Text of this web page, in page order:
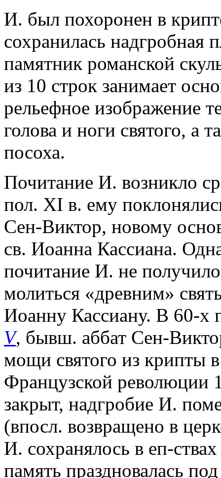
И. был похоронен в
сохранилась надгробная
памятник романской
из 10 строк занимает
рельефное изображение
голова и ноги святого, а
посоха.
Почитание И. возникло
пол. XI в. ему
Сен-Виктор, новому
св. Иоанна Кассиана.
почитание И. не
молиться «древним»
Иоанну Кассиану. В 60-х
V, бывш. аббат Сен-
мощи святого из крипты
Французской революции
закрыт, надгробие И.
(впосл. возвращено в
И. сохранялось в еп-
память праздновалась